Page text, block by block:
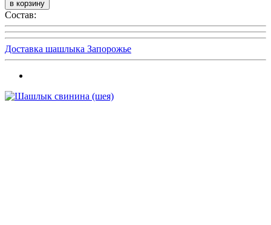
Состав:
Доставка шашлыка Запорожье